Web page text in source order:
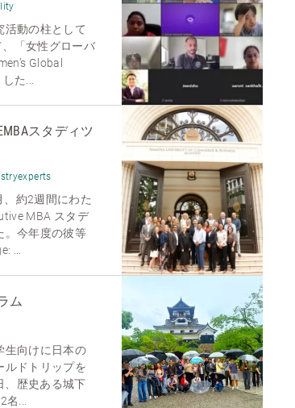
活動の柱として
「女性グローバ
Global
た...
スタディツ
約2週間にわた
MBA スタデ
。今年度の彼等
...
ム
生向けに日本の
ルドトリップを
、歴史ある城下
...